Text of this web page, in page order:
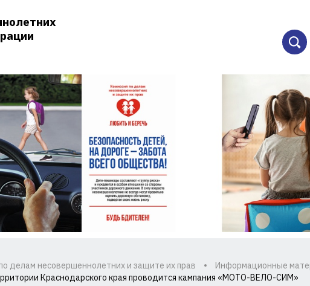
делам несовершеннолетних и защите их прав Информационные
Краснодарского края проводится кампания «МОТО-ВЕЛО-СИМ»